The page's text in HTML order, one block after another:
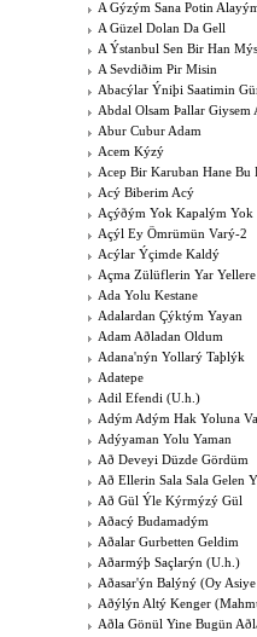
A Gýzým Sana Potin
A Güzel Dolan Da Gell
A Ýstanbul Sen Bir Han
A Sevdiðim Pir Misin
Abacýlar Ýniþi Saatimin
Abdal Olsam Þallar Giysem
Abur Cubur Adam
Acem Kýzý
Acep Bir Karuban Hane Bu
Acý Biberim Acý
Açýðým Yok Kapalým Yok
Açýl Ey Ömrümün Varý-2
Acýlar Ýçimde Kaldý
Açma Zülüflerin Yar
Ada Yolu Kestane
Adalardan Çýktým Yayan
Adam Aðladan Oldum
Adana'nýn Yollarý Taþlýk
Adatepe
Adil Efendi (U.h.)
Adým Adým Hak Yoluna
Adýyaman Yolu Yaman
Að Deveyi Düzde Gördüm
Að Ellerin Sala Sala Gelen
Að Gül Ýle Kýrmýzý Gül
Aðacý Budamadým
Aðalar Gurbetten Geldim
Aðarmýþ Saçlarýn (U.h.)
Aðasar'ýn Balýný (Oy
Aðýlýn Altý Kenger
Aðla Gönül Yine Bugün